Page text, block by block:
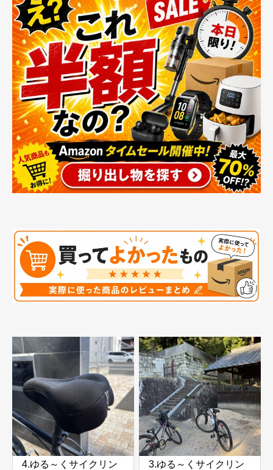
4.ゆる～くサイクリン
3.ゆる～くサイクリン